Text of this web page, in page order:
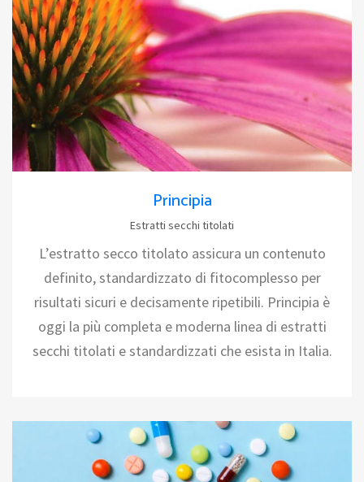
Principia
Estratti secchi titolati
L’estratto secco titolato assicura un contenuto
definito, standardizzato di fitocomplesso per
risultati sicuri e decisamente ripetibili. Principia è
oggi la più completa e moderna linea di estratti
secchi titolati e standardizzati che esista in Italia.